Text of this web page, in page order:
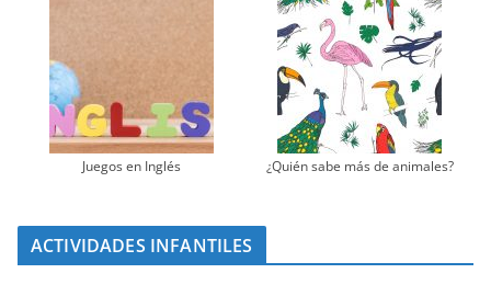
Juegos en Inglés ¿Quién sabe más de animales?
ACTIVIDADES INFANTILES